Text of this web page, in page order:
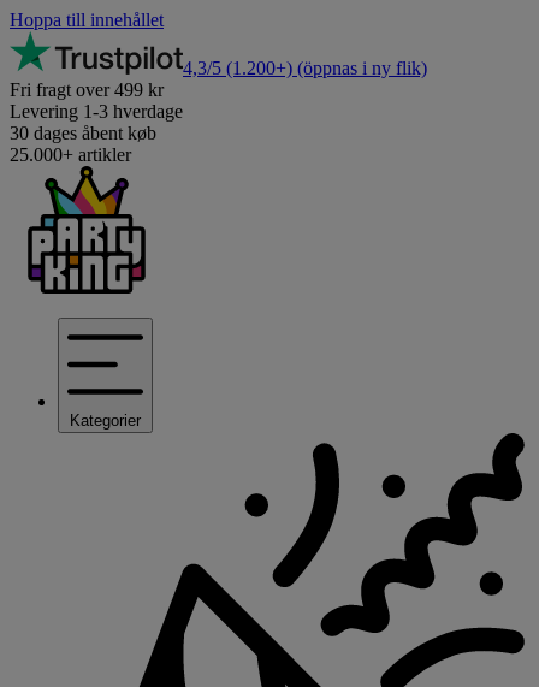
Hoppa till innehållet
4,3/5 (1.200+) (öppnas i ny flik)
Fri fragt over 499 kr
Levering 1-3 hverdage
30 dages åbent køb
25.000+ artikler
Kategorier